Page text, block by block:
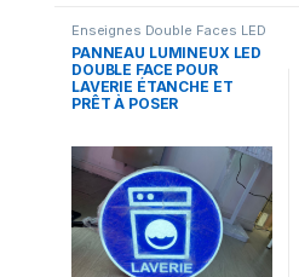
Enseignes Double Faces LED
PANNEAU LUMINEUX LED
DOUBLE FACE POUR
LAVERIE ÉTANCHE ET
PRÊT À POSER